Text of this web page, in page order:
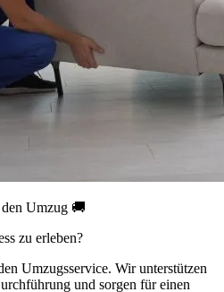
Umzug 🚚
zu erleben?
Umzugsservice. Wir unterstützen
und sorgen für einen